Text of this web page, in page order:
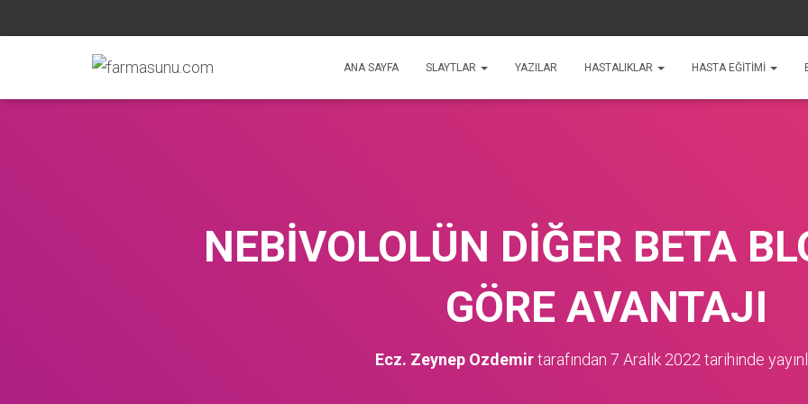
ANA SAYFA SLAYTLAR YAZILAR HASTALIKLAR HASTA EĞİTİMİ
NEBİVOLOLÜN DİĞER BETA
GÖRE AVANTAJI
Ecz. Zeynep Ozdemirtarafından 7 Aralık 2022 tarihinde